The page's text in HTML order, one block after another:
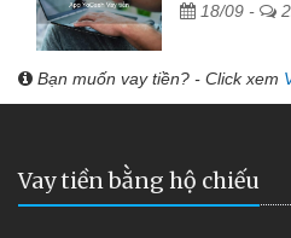
18/09 -
Bạn muốn vay tiền? - Click xem
Vay tiền bằng hộ chiếu